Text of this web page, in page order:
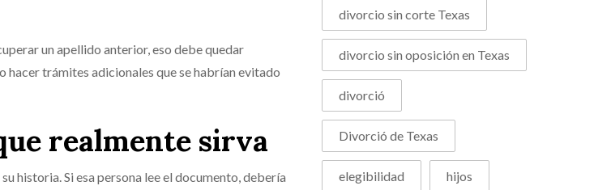
un apellido anterior, eso debe quedar
hacer trámites adicionales que se habrían evitado
realmente sirva
historia. Si esa persona lee el documento, debería
divorcio sin corte Texas
divorcio sin oposición en Texas
divorció
Divorció de Texas
elegibilidad hijos